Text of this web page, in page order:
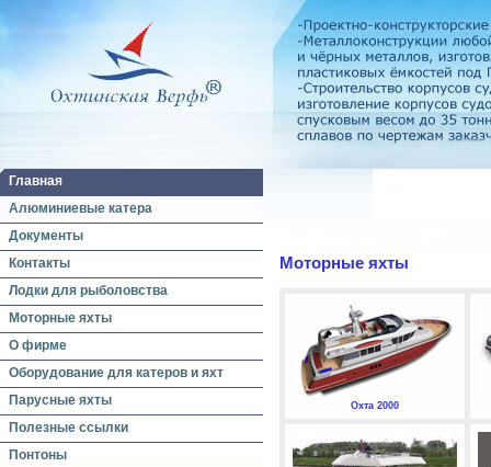
Главная
Алюминиевые катера
Документы
Контакты
Лодки для рыболовства
Моторные яхты
О фирме
Оборудование для катеров и яхт
Парусные яхты
Полезные ссылки
Понтоны
Моторные яхты
Охта 2000